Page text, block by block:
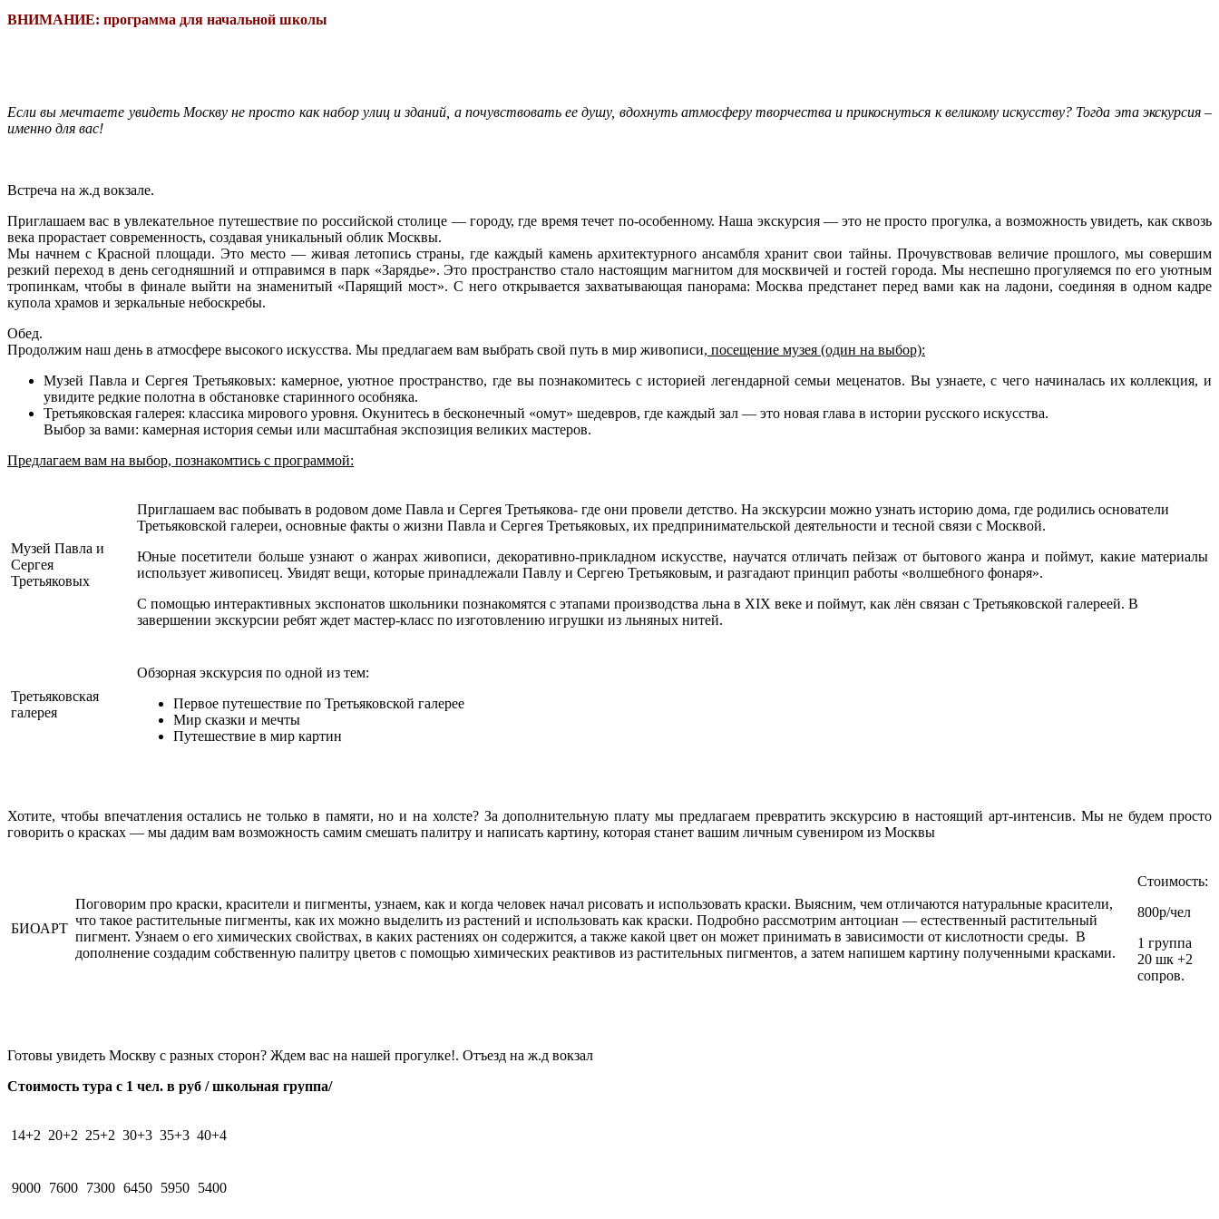
ВНИМАНИЕ: программа для начальной школы
Если вы мечтаете увидеть Москву не просто как набор улиц и зданий, а почувствовать ее душу, вдохнуть атмосферу творчества и прикоснуться к великому искусству? Тогда эта экскурсия –
именно для вас!
Встреча на ж.д вокзале.
Приглашаем вас в увлекательное путешествие по российской столице — городу, где время течет по-особенному. Наша экскурсия — это не просто прогулка, а возможность увидеть, как сквозь
века прорастает современность, создавая уникальный облик Москвы.
Мы начнем сКрасной площади. Это место — живая летопись страны, где каждый камень архитектурного ансамбля хранит свои тайны. Прочувствовав величие прошлого, мы совершим
резкий переход в день сегодняшний и отправимся в парк «Зарядье». Это пространство стало настоящим магнитом для москвичей и гостей города. Мы неспешно прогуляемся по его уютным
тропинкам, чтобы в финале выйти на знаменитый «Парящий мост». С него открывается захватывающая панорама: Москва предстанет перед вами как на ладони, соединяя в одном кадре
купола храмов и зеркальные небоскребы.
Обед.
Продолжим наш день в атмосфере высокого искусства. Мы предлагаем вам выбрать свой путь в мир живописи, посещение музея (один на выбор):
Музей Павла и Сергея Третьяковых: камерное, уютное пространство, где вы познакомитесь с историей легендарной семьи меценатов. Вы узнаете, с чего начиналась их коллекция, и
увидите редкие полотна в обстановке старинного особняка.
Третьяковская галерея: классика мирового уровня. Окунитесь в бесконечный «омут» шедевров, где каждый зал — это новая глава в истории русского искусства.
Выбор за вами: камерная история семьи или масштабная экспозиция великих мастеров.
Предлагаем вам на выбор, познакомтись с программой:
Музей Павла и
Сергея
Третьяковых
Приглашаем вас побывать в родовом доме Павла и Сергея Третьякова- где они провели детство. На экскурсии можно узнать историю дома, где родились основатели
Третьяковской галереи, основные факты о жизни Павла и Сергея Третьяковых, их предпринимательской деятельности и тесной связи с Москвой.
Юные посетители больше узнают о жанрах живописи, декоративно-прикладном искусстве, научатся отличать пейзаж от бытового жанра и поймут, какие материалы
использует живописец. Увидят вещи, которые принадлежали Павлу и Сергею Третьяковым, и разгадают принцип работы «волшебного фонаря».
С помощью интерактивных экспонатов школьники познакомятся с этапами производства льна в XIX веке и поймут, как лён связан с Третьяковской галереей. В
завершении экскурсии ребят ждет мастер-класс по изготовлению игрушки из льняных нитей.
Третьяковская
галерея
Обзорная экскурсия по одной из тем:
Первое путешествие по Третьяковской галерее
Мир сказки и мечты
Путешествие в мир картин
Хотите, чтобы впечатления остались не только в памяти, но и на холсте? За дополнительную плату мы предлагаем превратить экскурсию в настоящий арт-интенсив. Мы не будем просто
говорить о красках — мы дадим вам возможность самим смешать палитру и написать картину, которая станет вашим личным сувениром из Москвы
БИОАРТ
Поговорим про краски, красители и пигменты, узнаем, как и когда человек начал рисовать и использовать краски. Выясним, чем отличаются натуральные красители,
что такое растительные пигменты, как их можно выделить из растений и использовать как краски. Подробно рассмотрим антоциан — естественный растительный
пигмент. Узнаем о его химических свойствах, в каких растениях он содержится, а также какой цвет он может принимать в зависимости от кислотности среды. В
дополнение создадим собственную палитру цветов с помощью химических реактивов из растительных пигментов, а затем напишем картину полученными красками.
Стоимость:
800р/чел
1 группа
20 шк +2
сопров.
Готовы увидеть Москву с разных сторон? Ждем вас на нашей прогулке!. Отъезд на ж.д вокзал
Стоимость тура с 1 чел. в руб / школьная группа/
14+2 20+2 25+2 30+3 35+3 40+4
9000 7600 7300 6450 5950 5400